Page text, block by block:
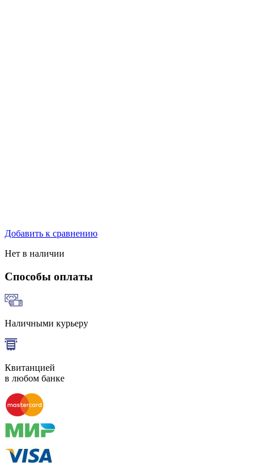
Добавить к сравнению
Нет в наличии
Способы оплаты
Наличными курьеру
Квитанцией
в любом банке